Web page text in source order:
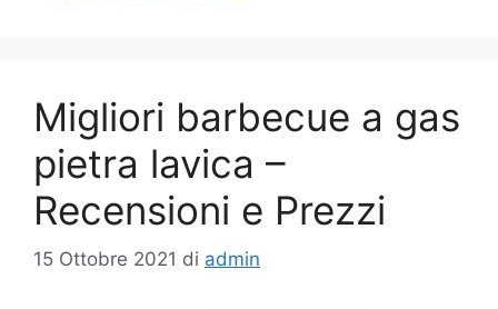
Migliori barbecue a gas
pietra lavica –
Recensioni e Prezzi
15 Ottobre 2021 di admin